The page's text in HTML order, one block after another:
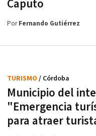
Caputo
PorFernando Gutiérrez
Municipio del
"Emergencia
para atraer
TURISMO / Córdoba